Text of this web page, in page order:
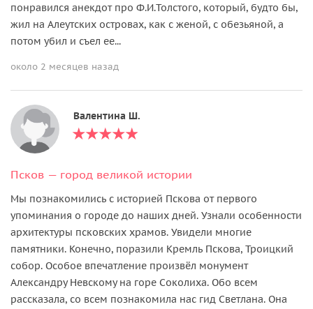
понравился анекдот про Ф.И.Толстого, который, будто бы,
жил на Алеутских островах, как с женой, с обезьяной, а
потом убил и съел ее...
около 2 месяцев назад
Валентина Ш.
Псков — город великой истории
Мы познакомились с историей Пскова от первого
упоминания о городе до наших дней. Узнали особенности
архитектуры псковских храмов. Увидели многие
памятники. Конечно, поразили Кремль Пскова, Троицкий
собор. Особое впечатление произвёл монумент
Александру Невскому на горе Соколиха. Обо всем
рассказала, со всем познакомила нас гид Светлана. Она